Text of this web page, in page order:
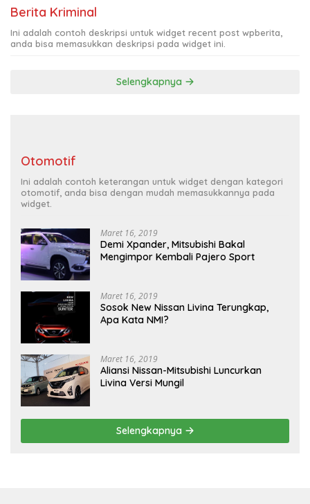
Berita Kriminal
Ini adalah contoh deskripsi untuk widget recent post wpberita,
anda bisa memasukkan deskripsi pada widget ini.
Selengkapnya
Otomotif
Ini adalah contoh keterangan untuk widget dengan kategori
otomotif, anda bisa dengan mudah memasukkannya pada
widget.
Maret 16, 2019
Demi Xpander, Mitsubishi Bakal
Mengimpor Kembali Pajero Sport
Maret 16, 2019
Sosok New Nissan Livina Terungkap,
Apa Kata NMI?
Maret 16, 2019
Aliansi Nissan-Mitsubishi Luncurkan
Livina Versi Mungil
Selengkapnya